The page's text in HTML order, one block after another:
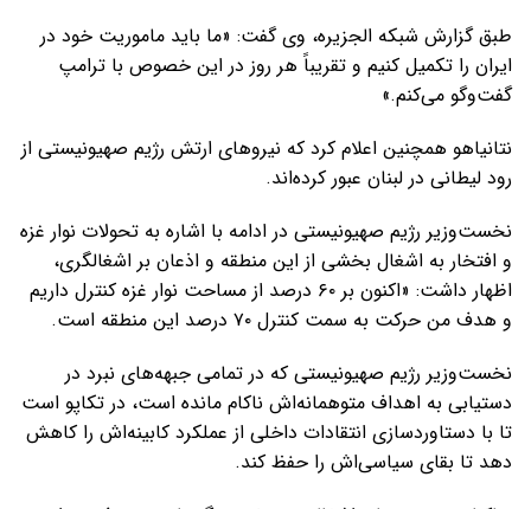
طبق گزارش شبکه الجزیره، وی گفت: «ما باید ماموریت خود در
ایران را تکمیل کنیم و تقریباً هر روز در این خصوص با ترامپ
گفت‌وگو می‌کنم.»
نتانیاهو همچنین اعلام کرد که نیروهای ارتش رژیم صهیونیستی از
رود لیطانی در لبنان عبور کرده‌اند.
نخست‌وزیر رژیم صهیونیستی در ادامه با اشاره به تحولات نوار غزه
و افتخار به اشغال بخشی از این منطقه و اذعان بر اشغالگری،
اظهار داشت: «اکنون بر ۶۰ درصد از مساحت نوار غزه کنترل داریم
و هدف من حرکت به سمت کنترل ۷۰ درصد این منطقه است.
نخست‌وزیر رژیم صهیونیستی که در تمامی جبهه‌های نبرد در
دستیابی به اهداف متوهمانه‌اش ناکام مانده است، در تکاپو است
تا با دستاوردسازی انتقادات داخلی از عملکرد کابینه‌اش را کاهش
دهد تا بقای سیاسی‌اش را حفظ کند.